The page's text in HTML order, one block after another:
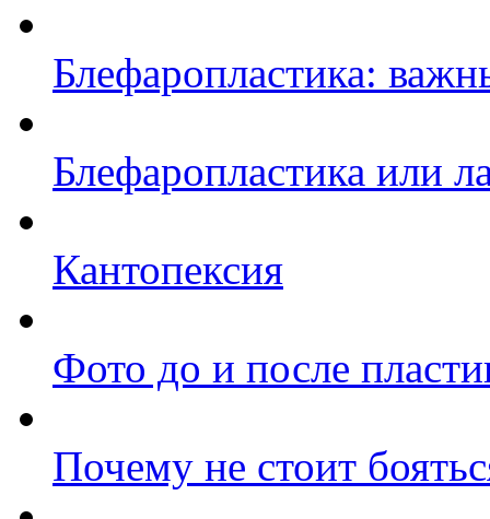
Блефаропластика:
Блефаропластика или
Кантопексия
Фото до и после
Почему не стоит